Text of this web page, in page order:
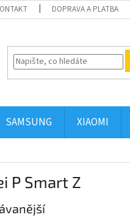
DOPRAVA A PLATBA
SAMSUNG XIAOMI
P Smart Z